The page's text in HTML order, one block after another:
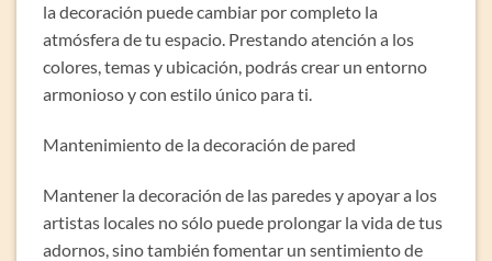
la decoración puede cambiar por completo la
atmósfera de tu espacio. Prestando atención a los
colores, temas y ubicación, podrás crear un entorno
armonioso y con estilo único para ti.
Mantenimiento de la decoración de pared
Mantener la decoración de las paredes y apoyar a los
artistas locales no sólo puede prolongar la vida de tus
adornos, sino también fomentar un sentimiento de